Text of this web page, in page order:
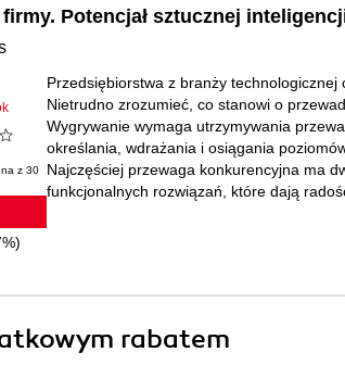
Potencjał sztucznej
z 30
Przedsiębiorstwa z branży technologicznej
Nietrudno zrozumieć, co stanowi o
Wygrywanie wymaga utrzymywania
określania, wdrażania i osiągania
Najczęściej przewaga konkurencyjna ma
funkcjonalnych rozwiązań, które dają
rabatem